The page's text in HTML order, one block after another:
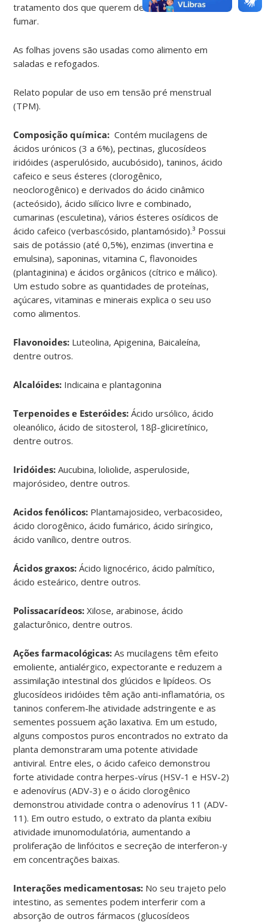
tratamento dos que querem deixar do hábito de
fumar.
As folhas jovens são usadas como alimento em
saladas e refogados.
Relato popular de uso em tensão pré menstrual
(TPM).
Composição química: Contém mucilagens de
ácidos urónicos (3 a 6%), pectinas, glucosídeos
iridóides (asperulósido, aucubósido), taninos, ácido
cafeico e seus ésteres (clorogênico,
neoclorogênico) e derivados do ácido cinâmico
(acteósido), ácido silícico livre e combinado,
cumarinas (esculetina), vários ésteres osídicos de
ácido cafeico (verbascósido, plantamósido).³ Possui
sais de potássio (até 0,5%), enzimas (invertina e
emulsina), saponinas, vitamina C, flavonoides
(plantaginina) e ácidos orgânicos (cítrico e málico).
Um estudo sobre as quantidades de proteínas,
açúcares, vitaminas e minerais explica o seu uso
como alimentos.
Flavonoides: Luteolina, Apigenina, Baicaleína,
dentre outros.
Alcalóides: Indicaina e plantagonina
Terpenoides e Esteróides:Ácido ursólico, ácido
oleanólico, ácido de sitosterol, 18β-gliciretínico,
dentre outros.
Iridóides:Aucubina, loliolide, asperuloside,
majorósideo, dentre outros.
Acidos fenólicos: Plantamajosideo, verbacosideo,
ácido clorogênico, ácido fumárico, ácido siríngico,
ácido vanílico, dentre outros.
Ácidos graxos:Ácido lignocérico, ácido palmítico,
ácido esteárico, dentre outros.
Polissacarídeos:Xilose, arabinose, ácido
galacturônico, dentre outros.
Ações farmacológicas: As mucilagens têm efeito
emoliente, antialérgico, expectorante e reduzem a
assimilação intestinal dos glúcidos e lipídeos. Os
glucosídeos iridóides têm ação anti-inflamatória, os
taninos conferem-lhe atividade adstringente e as
sementes possuem ação laxativa. Em um estudo,
alguns compostos puros encontrados no extrato da
planta demonstraram uma potente atividade
antiviral. Entre eles, o ácido cafeico demonstrou
forte atividade contra herpes-vírus (HSV-1 e HSV-2)
e adenovírus (ADV-3) e o ácido clorogênico
demonstrou atividade contra o adenovírus 11 (ADV-
11). Em outro estudo, o extrato da planta exibiu
atividade imunomodulatória, aumentando a
proliferação de linfócitos e secreção de interferon-y
em concentrações baixas.
Interações medicamentosas: No seu trajeto pelo
intestino, as sementes podem interferir com a
absorção de outros fármacos (glucosídeos